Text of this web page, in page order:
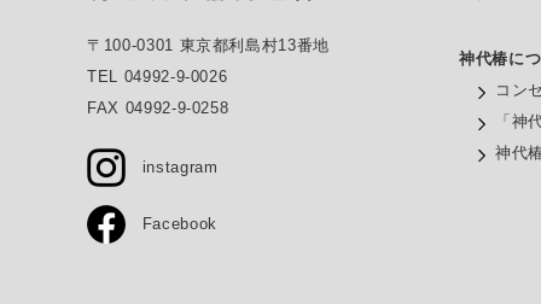
〒100-0301 東京都利島村13番地
TEL 04992-9-0026
FAX 04992-9-0258
instagram
Facebook
神代椿に
コン
「神
神代